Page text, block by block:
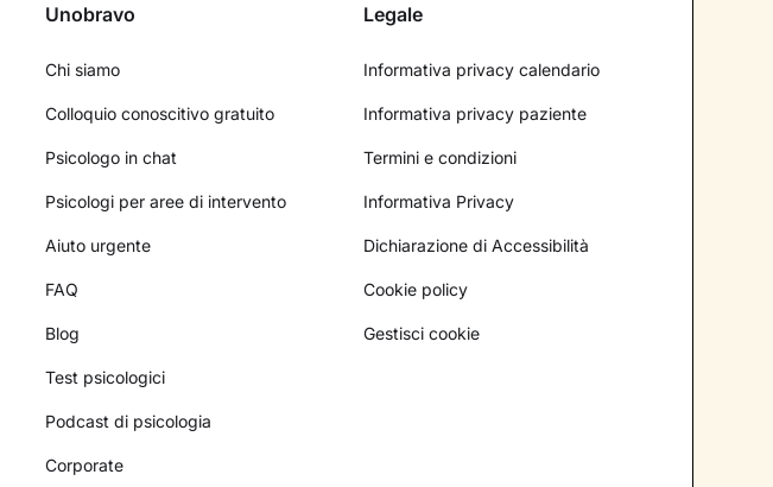
Unobravo
Chi siamo
Colloquio conoscitivo gratuito
Psicologo in chat
Psicologi per aree di intervento
Aiuto urgente
FAQ
Blog
Test psicologici
Podcast di psicologia
Corporate
Legale
Informativa privacy calendario
Informativa privacy paziente
Termini e condizioni
Informativa Privacy
Dichiarazione di Accessibilità
Cookie policy
Gestisci cookie